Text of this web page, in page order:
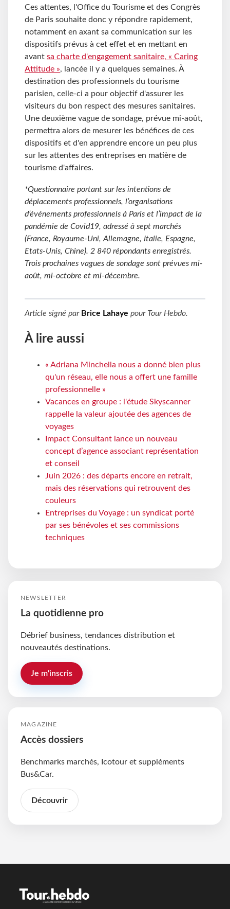
Ces attentes, l'Office du Tourisme et des Congrès
de Paris souhaite donc y répondre rapidement,
notamment en axant sa communication sur les
dispositifs prévus à cet effet et en mettant en
avant sa charte d'engagement sanitaire, « Caring
Attitude », lancée il y a quelques semaines. À
destination des professionnels du tourisme
parisien, celle-ci a pour objectif d'assurer les
visiteurs du bon respect des mesures sanitaires.
Une deuxième vague de sondage, prévue mi-août,
permettra alors de mesurer les bénéfices de ces
dispositifs et d'en apprendre encore un peu plus
sur les attentes des entreprises en matière de
tourisme d'affaires.
*Questionnaire portant sur les intentions de
déplacements professionnels, l’organisations
d’événements professionnels à Paris et l’impact de la
pandémie de Covid19, adressé à sept marchés
(France, Royaume-Uni, Allemagne, Italie, Espagne,
Etats-Unis, Chine). 2 840 répondants enregistrés.
Trois prochaines vagues de sondage sont prévues mi-
août, mi-octobre et mi-décembre.
Article signé par Brice Lahaye pour Tour Hebdo.
À lire aussi
« Adriana Minchella nous a donné bien plus
qu'un réseau, elle nous a offert une famille
professionnelle »
Vacances en groupe : l'étude Skyscanner
rappelle la valeur ajoutée des agences de
voyages
Impact Consultant lance un nouveau
concept d’agence associant représentation
et conseil
Juin 2026 : des départs encore en retrait,
mais des réservations qui retrouvent des
couleurs
Entreprises du Voyage : un syndicat porté
par ses bénévoles et ses commissions
techniques
NEWSLETTER
La quotidienne pro
Débrief business, tendances distribution et
nouveautés destinations.
Je m'inscris
MAGAZINE
Accès dossiers
Benchmarks marchés, Icotour et suppléments
Bus&Car.
Découvrir